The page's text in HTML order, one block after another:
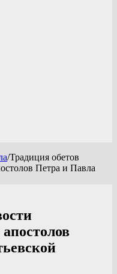
/Традиция обетов
Петра и Павла